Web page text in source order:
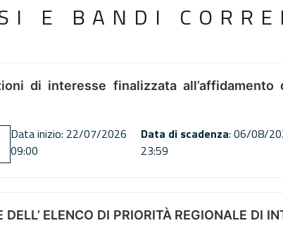
E BANDI
di interesse finalizzata
Data inizio: 22/07/2026
09:00
Data di scadenza: 06/08/
23:59
ELENCO DI PRIORITÀ REGIONALE DI